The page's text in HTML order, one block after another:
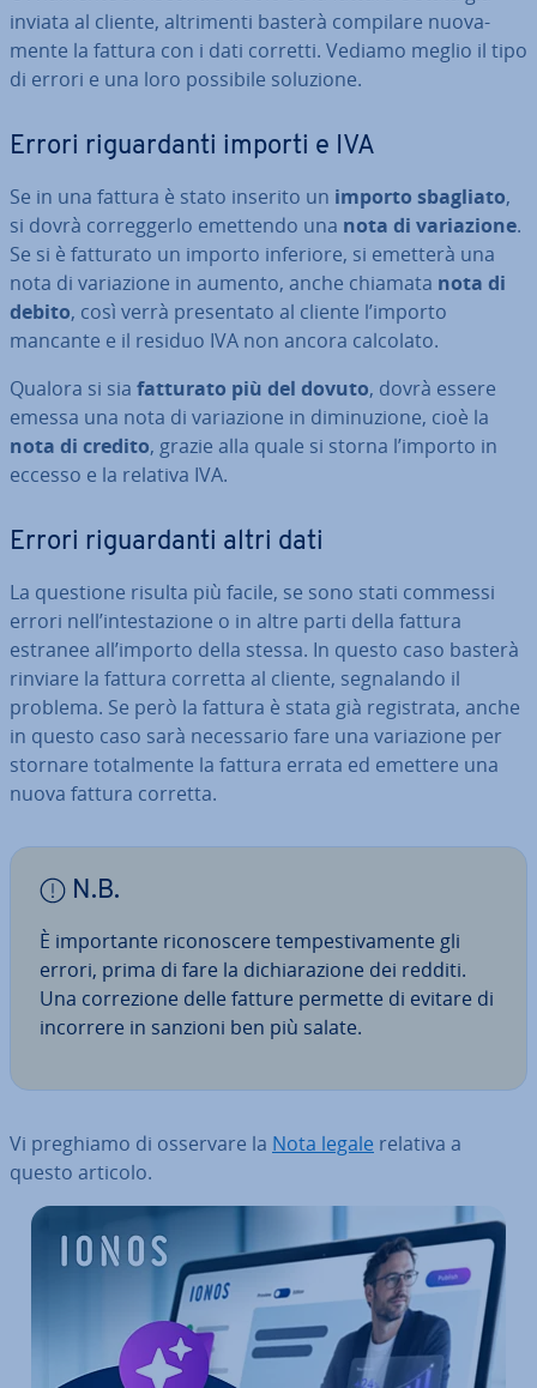
inviata al cliente, al­tri­men­ti basterà compilare nuo­va­
men­te la fattura con i dati corretti. Vediamo meglio il tipo
di errori e una loro possibile soluzione.
Errori ri­guar­dan­ti importi e IVA
Se in una fattura è stato inserito un importo sbagliato,
si dovrà cor­reg­ger­lo emettendo una nota di va­ria­zio­ne.
Se si è fatturato un importo inferiore, si emetterà una
nota di va­ria­zio­ne in aumento, anche chiamata nota di
debito, così verrà pre­sen­ta­to al cliente l’importo
mancante e il residuo IVA non ancora calcolato.
Qualora si sia fatturato più del dovuto, dovrà essere
emessa una nota di va­ria­zio­ne in di­mi­nu­zio­ne, cioè la
nota di credito, grazie alla quale si storna l’importo in
eccesso e la relativa IVA.
Errori ri­guar­dan­ti altri dati
La questione risulta più facile, se sono stati commessi
errori nell’in­te­sta­zio­ne o in altre parti della fattura
estranee all’importo della stessa. In questo caso basterà
rinviare la fattura corretta al cliente, se­gna­lan­do il
problema. Se però la fattura è stata già re­gi­stra­ta, anche
in questo caso sarà ne­ces­sa­rio fare una va­ria­zio­ne per
stornare to­tal­men­te la fattura errata ed emettere una
nuova fattura corretta.
N.B.
È im­por­tan­te ri­co­no­sce­re tem­pe­sti­va­men­te gli
errori, prima di fare la di­chia­ra­zio­ne dei redditi.
Una cor­re­zio­ne delle fatture permette di evitare di
incorrere in sanzioni ben più salate.
Vi preghiamo di osservare la Nota legale relativa a
questo articolo.
Vai al menu prin­ci­pa­le